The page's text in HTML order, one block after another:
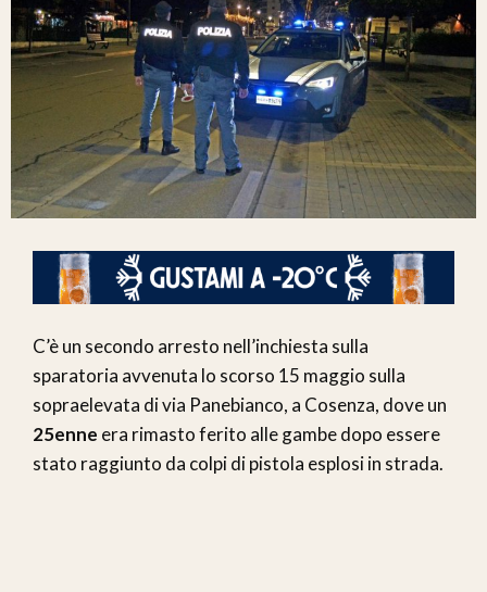
C’è un secondo arresto nell’inchiesta sulla
sparatoria avvenuta lo scorso 15 maggio sulla
sopraelevata di via Panebianco, a Cosenza, dove un
25enne era rimasto ferito alle gambe dopo essere
stato raggiunto da colpi di pistola esplosi in strada.